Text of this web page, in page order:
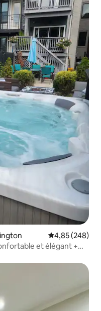
Évaluation
4,85 (248)
et élégant +